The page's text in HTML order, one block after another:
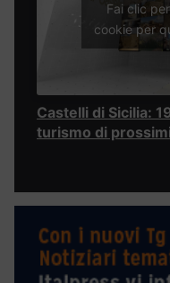
Fai clic
cookie per
Castelli di Sicilia:
turismo di